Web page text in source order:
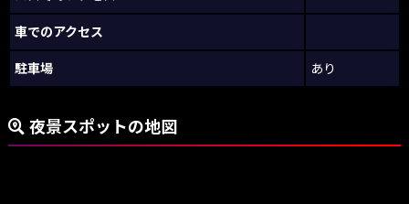
車でのアクセス
駐車場 あり
夜景スポットの地図